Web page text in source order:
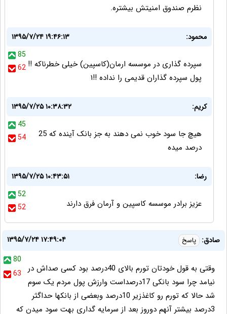
نظرم صندوق امنیتش بیشتره.
محمود:
۱۳۹۵/۷/۲۴ ۱۹:۴۶:۱۳
85
62 سپرده گذاری در موسسه ارمان(کاسپین) خیلی خطرناکه !!
پول سپرده گذاران قدیمی را نداده !!۱
کریم:
۱۳۹۵/۷/۲۵ ۱۰:۳۸:۳۲
45
54
هیچ جا سود خوب نمی دهند به جز بانک آینده که 25
درصد میده
رضا:
۱۳۹۵/۷/۲۵ ۱۰:۴۳:۵۱
52
52
عزیز برادر موسسه کاسپین و آرمان فرق دارند
صادق: پاسخ
۱۳۹۵/۷/۲۴ ۱۷:۴۹:۰۴
80
63
وقتی به قول خودتان تورم بالای 40درصد بود کسی صداش در
نیامد چرا سود بانکی 17درصداست وارزش پول مردم یک سوم
شد حالا که تورم رو کاغذزیر 10درصد وبعضی از بانکها حداگثر
3درصد بیشتر آنهم دوروز بعد از سرمایه گداری بهت سود میدن که